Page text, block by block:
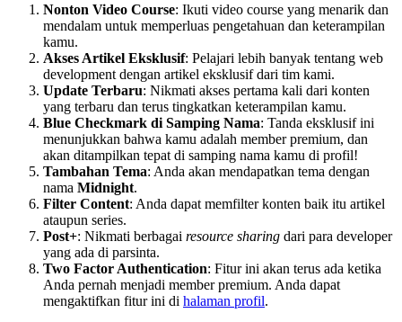
Nonton Video Course: Ikuti video course yang menarik dan
mendalam untuk memperluas pengetahuan dan keterampilan
kamu.
Akses Artikel Eksklusif: Pelajari lebih banyak tentang web
development dengan artikel eksklusif dari tim kami.
Update Terbaru: Nikmati akses pertama kali dari konten
yang terbaru dan terus tingkatkan keterampilan kamu.
Blue Checkmark di Samping Nama: Tanda eksklusif ini
menunjukkan bahwa kamu adalah member premium, dan
akan ditampilkan tepat di samping nama kamu di profil!
Tambahan Tema: Anda akan mendapatkan tema dengan
nama Midnight.
Filter Content: Anda dapat memfilter konten baik itu artikel
ataupun series.
Post+: Nikmati berbagai resource sharing dari para developer
yang ada di parsinta.
Two Factor Authentication: Fitur ini akan terus ada ketika
Anda pernah menjadi member premium. Anda dapat
mengaktifkan fitur ini di halaman profil.